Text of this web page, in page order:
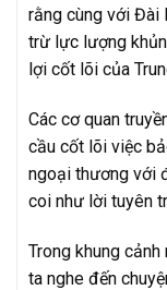
rằng cùng với Đài
trừ lực lượng
lợi cốt lõi của
Các cơ quan
cầu cốt lõi việc
ngoại thương với
coi như lời tuyên
Trong khung
ta nghe đến